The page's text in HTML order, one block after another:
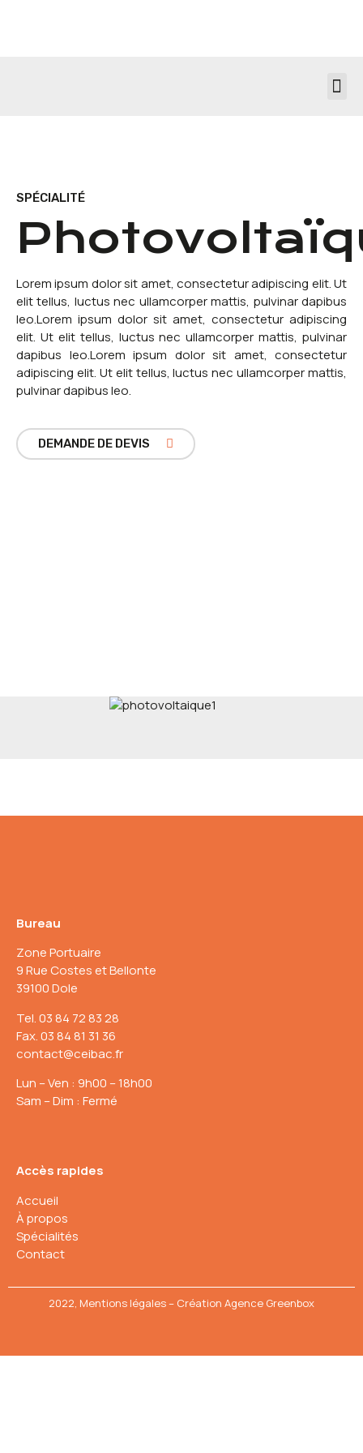
SPÉCIALITÉ
Lorem ipsum dolor sit amet, consectetur adipiscing elit. Ut
elit tellus, luctus nec ullamcorper mattis, pulvinar dapibus
leo.Lorem ipsum dolor sit amet, consectetur adipiscing
elit. Ut elit tellus, luctus nec ullamcorper mattis, pulvinar
dapibus leo.Lorem ipsum dolor sit amet, consectetur
adipiscing elit. Ut elit tellus, luctus nec ullamcorper mattis,
pulvinar dapibus leo.
DEMANDE DE DEVIS
Bureau
Zone Portuaire
9 Rue Costes et Bellonte
39100 Dole
Tel. 03 84 72 83 28
Fax. 03 84 81 31 36
contact@ceibac.fr
Lun – Ven : 9h00 – 18h00
Sam – Dim : Fermé
Accès rapides
Accueil
À propos
Spécialités
Contact
2022, Mentions légales– Création Agence Greenbox